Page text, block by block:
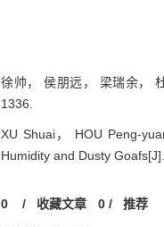
徐帅， 侯朋远， 梁瑞余，
1336.
XU Shuai， HOU Peng-
Humidity and Dusty
0 / 收藏文章 0/ 推荐